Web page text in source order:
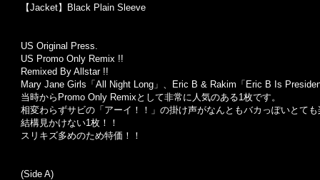
【Jacket】Black Plain Sleeve
US Original Press.
US Promo Only Remix !!
Remixed By Allstar !!
Mary Jane Girls「All Night Long」、Eric B & Rakim「Eric B Is
当時からPromo Only Remixとして非常に人気のある1枚です。
相変わらずサビの「アーイ！！」の掛け声がなんともバカっぽいとて
結構見かけない1枚！！
スリキズ多めのため特価！！
(Side A)